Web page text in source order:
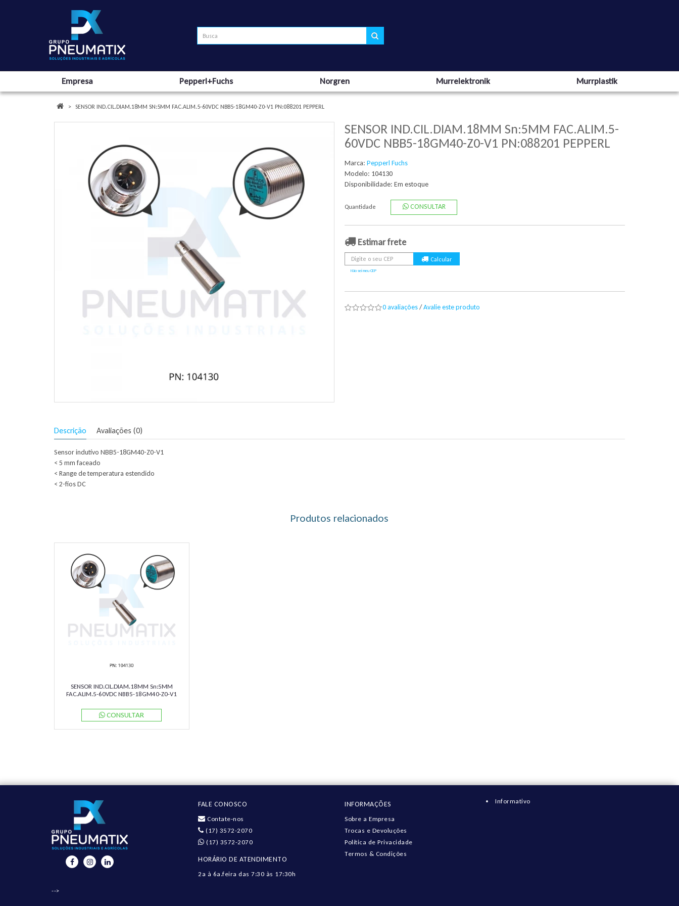
Empresa Pepperl+Fuchs Norgren Murrelektronik Murrplastik
SENSOR IND.CIL.DIAM.18MM SN:5MM FAC.ALIM.5-60VDC NBB5-18GM40-Z0-V1 PN:088201 PEPPERL
SENSOR IND.CIL.DIAM.18MM Sn:5MM FAC.ALIM.5-
60VDC NBB5-18GM40-Z0-V1 PN:088201 PEPPERL
Marca: Pepperl Fuchs
Modelo: 104130
Disponibilidade: Em estoque
Quantidade CONSULTAR
Estimar frete
Não sei meu CEP
0 avaliações/Avalie este produto
Descrição Avaliações (0)
Sensor indutivo NBB5-18GM40-Z0-V1
< 5 mm faceado
< Range de temperatura estendido
< 2-fios DC
Produtos relacionados
SENSOR IND.CIL.DIAM.18MM Sn:5MM
FAC.ALIM.5-60VDC NBB5-18GM40-Z0-V1
CONSULTAR
FALE CONOSCO
Contate-nos
(17) 3572-2070
(17) 3572-2070
HORÁRIO DE ATENDIMENTO
2a à 6a.feira das 7:30 às 17:30h
INFORMAÇÕES
Sobre a Empresa
Trocas e Devoluções
Política de Privacidade
Termos & Condições
Informativo
-->